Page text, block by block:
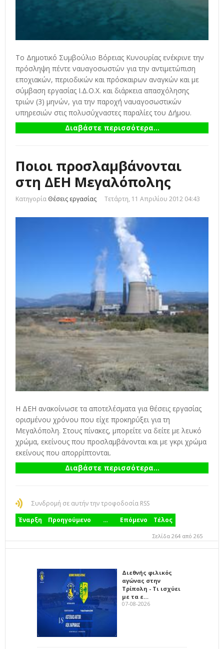
Το Δημοτικό Συμβούλιο Βόρειας Κυνουρίας ενέκρινε την
πρόσληψη πέντε ναυαγοσωστών για την αντιμετώπιση
εποχιακών, περιοδικών και πρόσκαιρων αναγκών και με
σύμβαση εργασίας Ι.Δ.Ο.Χ. και διάρκεια απασχόλησης
τριών (3) μηνών, για την παροχή ναυαγοσωστικών
υπηρεσιών στις πολυσύχναστες παραλίες του Δήμου.
Διαβάστε περισσότερα...
Ποιοι προσλαμβάνονται
στη ΔΕΗ Μεγαλόπολης
Κατηγορία Θέσεις εργασίας Τετάρτη, 11 Απριλίου 2012 04:43
Η ΔΕΗ ανακοίνωσε τα αποτελέσματα για θέσεις εργασίας
ορισμένου χρόνου που είχε προκηρύξει για τη
Μεγαλόπολη. Στους πίνακες, μπορείτε να δείτε με λευκό
χρώμα, εκείνους που προσλαμβάνονται και με γκρι χρώμα
εκείνους που απορρίπτονται.
Διαβάστε περισσότερα...
Συνδρομή σε αυτήν την τροφοδοσία RSS
Έναρξη
Προηγούμενο … Επόμενο Τέλος
Σελίδα 264 από 265
Διεθνής φιλικός
αγώνας στην
Τρίπολη - Τι ισχύει
με τα ε…
07-08-2026